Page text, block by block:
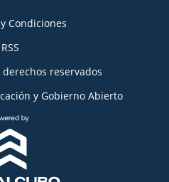
Condiciones
RSS
reservados
y Gobierno Abierto